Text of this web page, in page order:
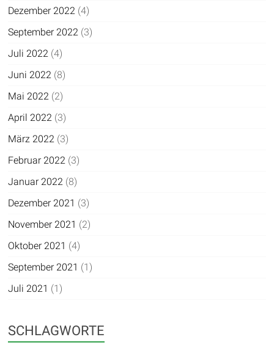
Dezember 2022 (4)
September 2022 (3)
Juli 2022 (4)
Juni 2022 (8)
Mai 2022 (2)
April 2022 (3)
März 2022 (3)
Februar 2022 (3)
Januar 2022 (8)
Dezember 2021 (3)
November 2021 (2)
Oktober 2021 (4)
September 2021 (1)
Juli 2021 (1)
SCHLAGWORTE